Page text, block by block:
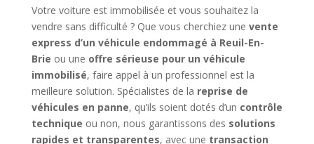
Votre voiture est immobilisée et vous souhaitez la
vendre sans difficulté ? Que vous cherchiez une vente
express d’un véhicule endommagé à Reuil-En-
Brie ou une offre sérieuse pour un véhicule
immobilisé, faire appel à un professionnel est la
meilleure solution. Spécialistes de la reprise de
véhicules en panne, qu’ils soient dotés d’un contrôle
technique ou non, nous garantissons des solutions
rapides et transparentes, avec une transaction